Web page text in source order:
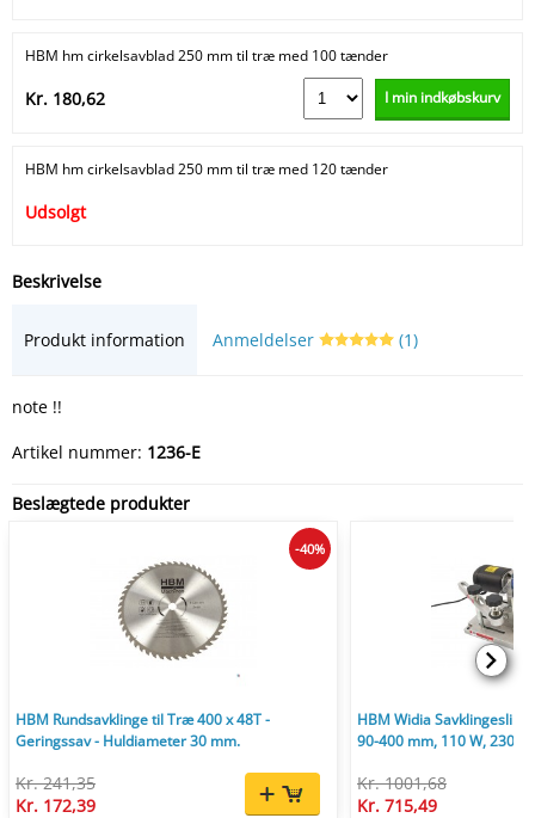
HBM hm cirkelsavblad 250 mm til træ med 100 tænder
Kr. 180,62 I min indkøbskurv
HBM hm cirkelsavblad 250 mm til træ med 120 tænder
Udsolgt
Beskrivelse
Produkt information Anmeldelser (1)
note !!
Artikel nummer: 1236-E
Beslægtede produkter
HBM Rundsavklinge til Træ 400 x 48T -
Geringssav - Huldiameter 30 mm.
Kr. 241,35
Kr. 172,39
-40%
HBM Widia
90-400 mm, 110 W, 230
Kr. 1001,68
Kr. 715,49